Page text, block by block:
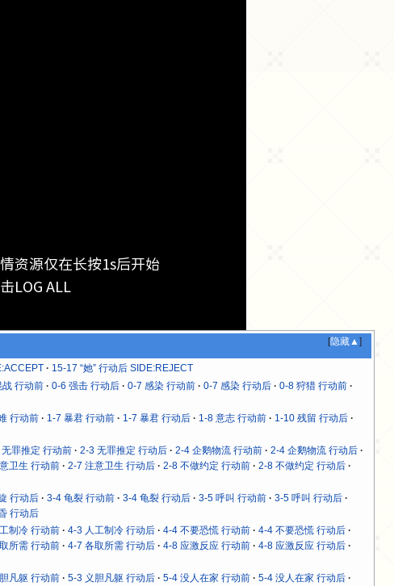
资源仅在长按1s后开始
LOG ALL
[隐藏▲ ]
15-17 “她” 行动后 SIDE:REJECT
战 行动前 0-6 强击 行动后 0-7 感染 行动前 0-7 感染 行动后
0-8 狩猎 行动前
行动前 1-7 暴君 行动前 1-7 暴君 行动后 1-8 意志 行动前
1-10 残留 行动后
罪推定 行动前 2-3 无罪推定 行动后 2-4 企鹅物流 行动前
2-4 企鹅物流 行动后
卫生 行动前 2-7 注意卫生 行动后 2-8 不做约定 行动前
2-8 不做约定 行动后
行动后 3-4 龟裂 行动前 3-4 龟裂 行动后 3-5 呼叫 行动前
3-5 呼叫 行动后
行动后
制冷 行动前 4-3 人工制冷 行动后 4-4 不要恐慌 行动前
4-4 不要恐慌 行动后
所需 行动前 4-7 各取所需 行动后 4-8 应激反应 行动前
4-8 应激反应 行动后
凡躯 行动前 5-3 义胆凡躯 行动后 5-4 没人在家 行动前
5-4 没人在家 行动后